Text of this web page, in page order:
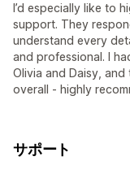
I’d especially like to
support. They
understand every
and professional. I
Olivia and Daisy,
overall - highly
サポート